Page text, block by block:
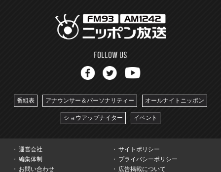
番組表 アナウンサー＆パーソナリティー オールナイトニッポン
ショウアップナイター イベント
運営会社
サイトポリシー
編集体制
プライバシーポリシー
お問い合わせ
広告掲載について